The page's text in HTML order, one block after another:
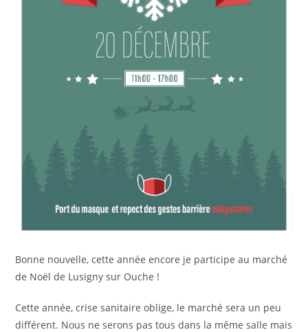
Bonne nouvelle, cette année encore je participe au marché
de Noël de Lusigny sur Ouche !
Cette année, crise sanitaire oblige, le marché sera un peu
différent. Nous ne serons pas tous dans la même salle mais